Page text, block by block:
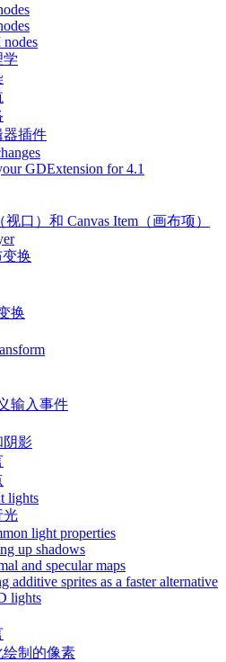
学
器插件
GDExtension for 4.1
视口）和 Canvas Item（画布项）
换
换
输入事件
阴影
lights
光
light properties
up shadows
and specular maps
additive sprites as a faster alternative
lights
绘制的像素